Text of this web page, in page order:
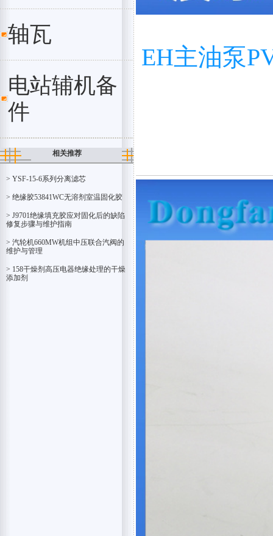
轴瓦
电站辅机备
件
相关推荐
> YSF-15-6系列分离滤芯
> 绝缘胶53841WC无溶剂室温固化胶
> J9701绝缘填充胶应对固化后的缺陷
修复步骤与维护指南
> 汽轮机660MW机组中压联合汽阀的
维护与管理
> 158干燥剂高压电器绝缘处理的干燥
添加剂
EH主油泵